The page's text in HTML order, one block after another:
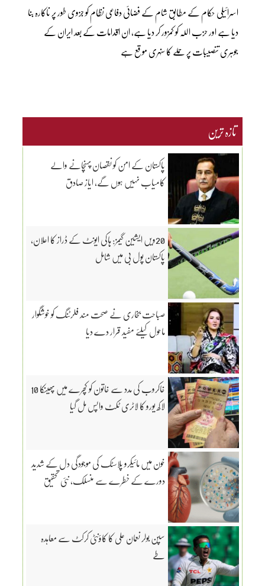
اسرائیلی حکام کے مطابق شام کے فضائی دفاعی نظام کو جزوی طور پر ناکارہ بنا
دیا ہے اور حزب اللّٰہ کو کمزور کر دیا ہے، ان اقدامات کے بعد ایران کے
جوہری تنصیبات پر حملے کا سنہری موقع ہے
تازہ ترین
پاکستان کے امن کو نقصان پہنچانے والے
کامیاب نہیں ہوں گے، ایاز صادق
20ویں ایشین گیمز: ہاکی ایونٹ کے ڈراز کا اعلان،
پاکستان پول بی میں شامل
صباحت بخاری نے صحت مند فلرٹنگ کو خوشگوار
ماحول کیلئے مفید قرار دے دیا
خاکروب کی مدد سے خاتون کو کچرے میں پھینکا 10
لاکھ یورو کا لاٹری ٹکٹ واپس مل گیا
خون میں مائیکرو پلاسٹک کی موجودگی دل کے شدید
دورے کے خطرے سے منسلک، نئی تحقیق
سپن بولر نعمان علی کا کاؤنٹی کرکٹ سے معاہدہ
طے